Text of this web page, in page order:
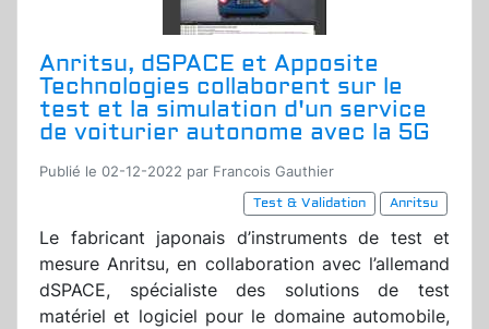
Anritsu, dSPACE et Apposite
Technologies collaborent sur le
test et la simulation d'un service
de voiturier autonome avec la 5G
Publié le 02-12-2022 par Francois Gauthier
Test & Validation
Anritsu
Le fabricant japonais d’instruments de test et
mesure Anritsu, en collaboration avec l’allemand
dSPACE, spécialiste des solutions de test
matériel et logiciel pour le domaine automobile,